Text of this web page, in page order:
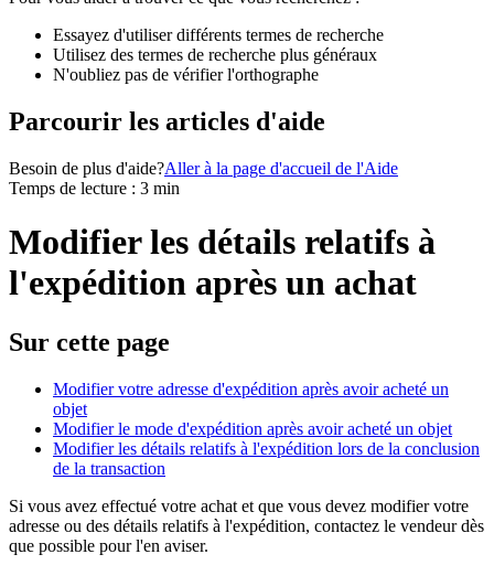
Essayez d'utiliser différents termes de recherche
Utilisez des termes de recherche plus généraux
N'oubliez pas de vérifier l'orthographe
Parcourir les articles d'aide
Besoin de plus d'aide?Aller à la page d'accueil de l'Aide
Temps de lecture : 3 min
Modifier les détails relatifs à
l'expédition après un achat
Sur cette page
Modifier votre adresse d'expédition après avoir acheté un
objet
Modifier le mode d'expédition après avoir acheté un objet
Modifier les détails relatifs à l'expédition lors de la conclusion
de la transaction
Si vous avez effectué votre achat et que vous devez modifier votre
adresse ou des détails relatifs à l'expédition, contactez le vendeur dès
que possible pour l'en aviser.